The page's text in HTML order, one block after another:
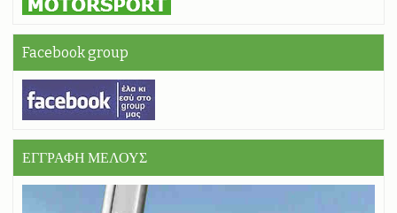
Facebook group
ΕΓΓΡΑΦΗ ΜΕΛΟΥΣ